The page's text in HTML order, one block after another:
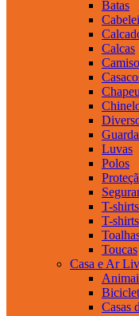
Batas
Calcas
Luvas
Polos
T-
T-
Toucas
Casa e Ar
Casas